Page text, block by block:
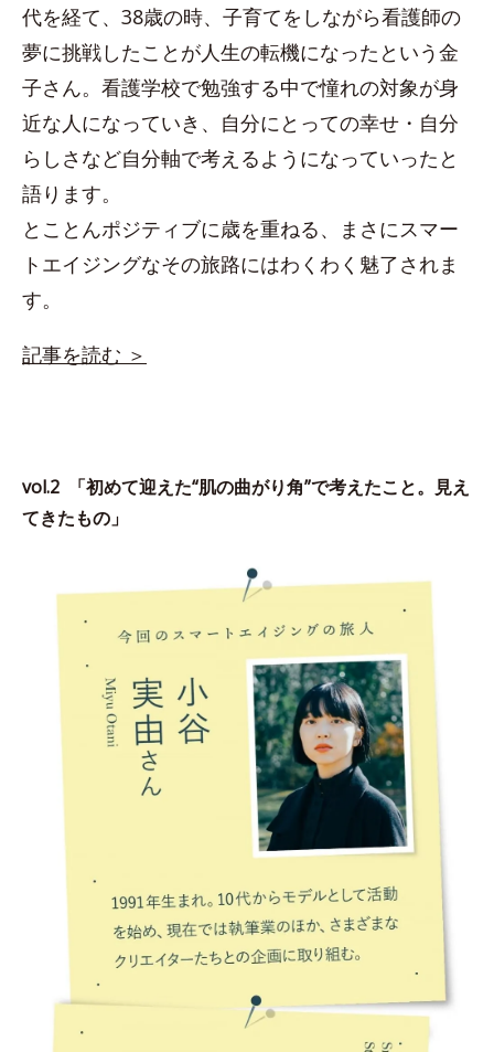
代を経て、38歳の時、子育てをしながら看護師の
夢に挑戦したことが人生の転機になったという金
子さん。看護学校で勉強する中で憧れの対象が身
近な人になっていき、自分にとっての幸せ・自分
らしさなど自分軸で考えるようになっていったと
語ります。
とことんポジティブに歳を重ねる、まさにスマー
トエイジングなその旅路にはわくわく魅了されま
す。
記事を読む ＞
vol.2 「初めて迎えた“肌の曲がり角”で考えたこと。見え
てきたもの」